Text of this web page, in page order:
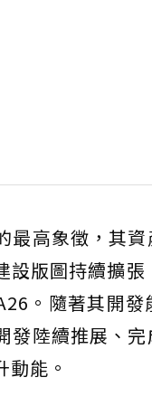
最高象徵，其
設版圖持續擴
。隨著其開
發陸續推展、
能。